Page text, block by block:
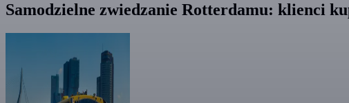
Samodzielne zwiedzanie Rotterdamu: klienci